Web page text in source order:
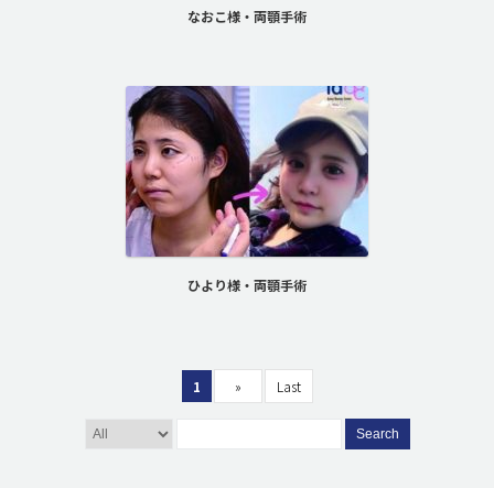
なおこ様・両顎手術
ひより様・両顎手術
1 » Last
Search